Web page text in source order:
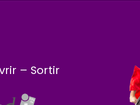
– Sortir